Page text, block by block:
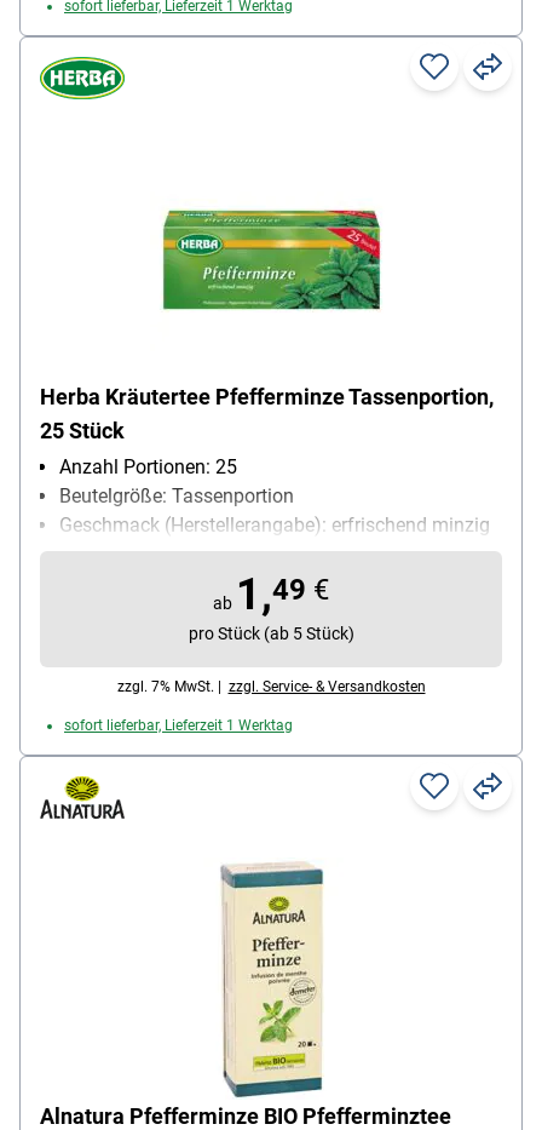
sofort lieferbar, Lieferzeit 1 Werktag
Herba Kräutertee Pfefferminze Tassenportion,
25 Stück
Anzahl Portionen: 25
Beutelgröße: Tassenportion
Geschmack (Herstellerangabe): erfrischend minzig
Kuvert: ohne Kuvert
ab 1,49 €
pro Stück (ab 5 Stück)
zzgl. 7% MwSt. | zzgl. Service- & Versandkosten
sofort lieferbar, Lieferzeit 1 Werktag
Alnatura Pfefferminze BIO Pfefferminztee